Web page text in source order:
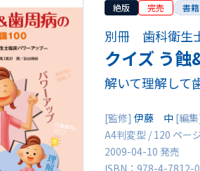
絶版 完売 書籍
別冊 歯科衛生
クイズ う
解いて理解して
[監修] 伊藤 中 [編
A4判変型 / 120 ペー
2009-04-10 発売
ISBN：978-4-7812-